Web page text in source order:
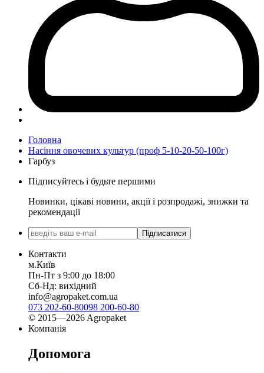
Головна
Насіння овочевих культур (проф 5-10-20-50-100г)
Гарбуз
Підписуйтесь і будьте першими
Новинки, цікаві новини, акції і розпродажі, знижки та
рекомендації
Підписатися
Контакти
м.Київ
Пн-Пт з 9:00 до 18:00
Сб-Нд: вихідний
info@agropaket.com.ua
073 202-60-80098 200-60-80
© 2015—2026 Agropaket
Компанія
Допомога